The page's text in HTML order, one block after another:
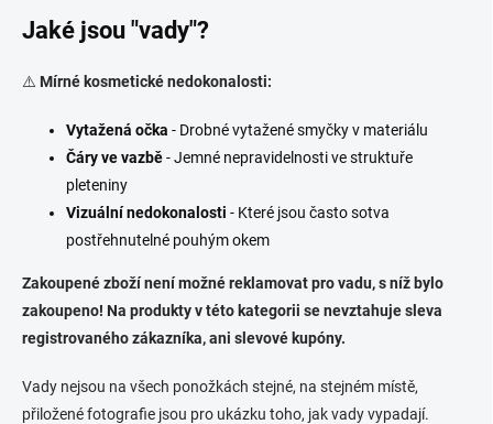
Jaké jsou "vady"?
⚠️ Mírné kosmetické nedokonalosti:
Vytažená očka - Drobné vytažené smyčky v materiálu
Čáry ve vazbě- Jemné nepravidelnosti ve struktuře
pleteniny
Vizuální nedokonalosti - Které jsou často sotva
postřehnutelné pouhým okem
Zakoupené zboží není možné reklamovat pro vadu, s níž bylo
zakoupeno! Na produkty v této kategorii se nevztahuje sleva
registrovaného zákazníka, ani slevové kupóny.
Vady nejsou na všech ponožkách stejné, na stejném místě,
přiložené fotografie jsou pro ukázku toho, jak vady vypadají.